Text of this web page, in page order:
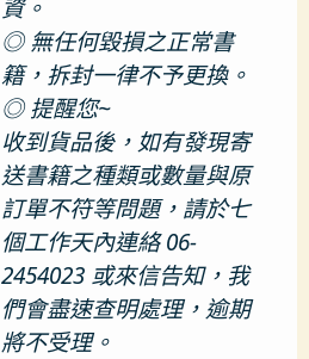
資。
◎ 無任何毀損之正常書
籍，拆封一律不予更換。
◎ 提醒您~
收到貨品後，如有發現寄
送書籍之種類或數量與原
訂單不符等問題，請於七
個工作天內連絡 06-
2454023 或來信告知，我
們會盡速查明處理，逾期
將不受理。